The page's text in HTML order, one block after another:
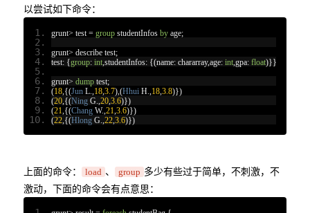
以尝试如下命令：
grunt> test = group studentInfos by age;
grunt> describe test;
test: {group: int, studentInfos: {(name: chararray,age: int, gpa: float)}}
grunt> dump test;
(18,{(Jun L., 18, 3.7),(Hhui H., 18, 3.8)})
(20,{(Ning G., 20, 3.6)})
(21 ,{(Chang W., 21 3.6)})
(22,{(Hlong G., 22, 3.6)})
上面的命令： load 、 group 多少有些过于简单，不刺激，不
激动，下面的命令会有点意思：